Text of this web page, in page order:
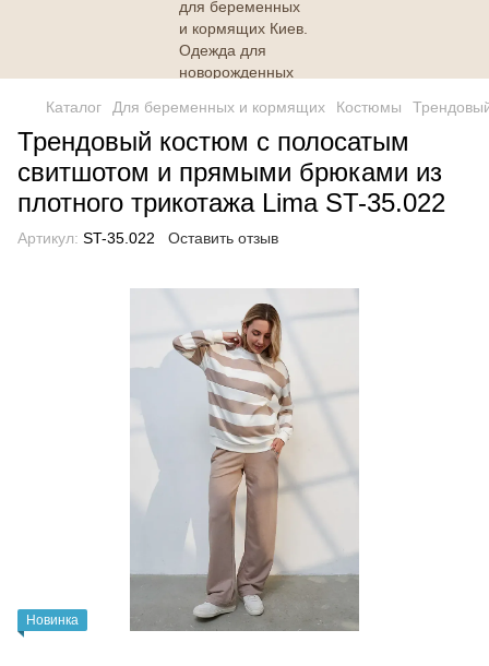
Каталог Для беременных и кормящих Костюмы
Трендовый костюм с полосатым
свитшотом и прямыми брюками из
плотного трикотажа Lima ST-35.022
Артикул: ST-35.022 Оставить отзыв
Новинка